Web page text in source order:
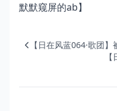
默默窥屏的ab】
【日在风蓝064·歌团